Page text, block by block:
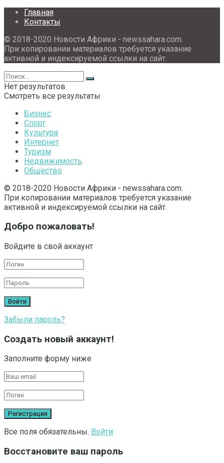
Главная
Контакты
© 2018-2020 Новости Африки - newssahara.com.
При копировании материалов требуется указание
активной и индексируемой ссылки на сайт.
Нет результатов
Смотреть все результаты
Бизнес
Спорт
Культура
Интернет
Туризм
Недвижимость
Общество
© 2018-2020 Новости Африки - newssahara.com.
При копировании материалов требуется указание
активной и индексируемой ссылки на сайт.
Добро пожаловать!
Войдите в свой аккаунт
Забыли пароль?
Создать новый аккаунт!
Заполните форму ниже
Все поля обязательны. Войти
Восстановите ваш пароль